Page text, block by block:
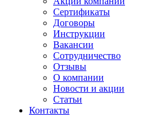
Сертификаты
Договоры
Инструкции
Вакансии
Сотрудничество
Отзывы
О компании
Новости и акции
Статьи
Контакты